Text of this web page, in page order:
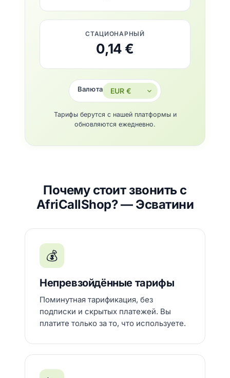
СТАЦИОНАРНЫЙ
0,14 €
Валюта
Тарифы берутся с нашей платформы и
обновляются ежедневно.
Почему стоит звонить с
AfriCallShop? — Эсватини
💰
Непревзойдённые тарифы
Поминутная тарификация, без
подписки и скрытых платежей. Вы
платите только за то, что используете.